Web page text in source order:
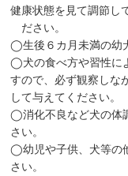
健康状態を見て調節し
ださい。
◯生後６カ月未満の幼
◯犬の食べ方や習性に
すので、必ず観察しな
して与えてください。
◯消化不良など犬の体
さい。
◯幼児や子供、犬等の
さい。